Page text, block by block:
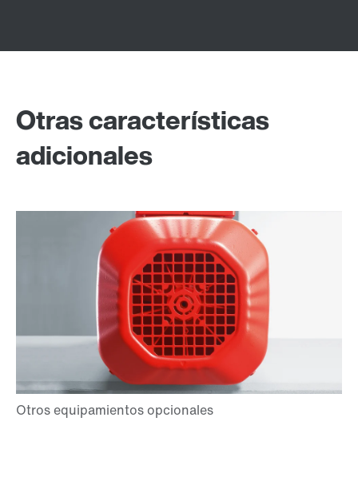
Otras características
adicionales